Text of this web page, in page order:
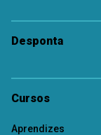
Desponta
Cursos
Aprendizes